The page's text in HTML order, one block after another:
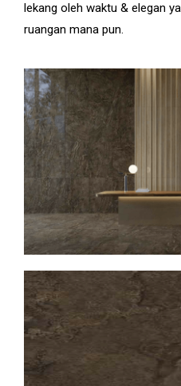
lekang oleh waktu & elegan
ruangan mana pun.